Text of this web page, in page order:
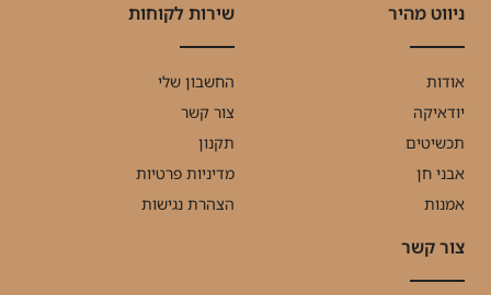
ניווט מהיר
אודות
יודאיקה
תכשיטים
אבני חן
אמנות
שירות לקוחות
החשבון שלי
צור קשר
תקנון
מדיניות פרטיות
הצהרת נגישות
צור קשר